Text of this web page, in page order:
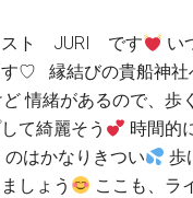
スト JURI です
い
す♡ 縁結びの貴船神社
情緒があるので、歩
て綺麗そう
時間的
はかなりきつい
歩
しょう
ここも、ラ